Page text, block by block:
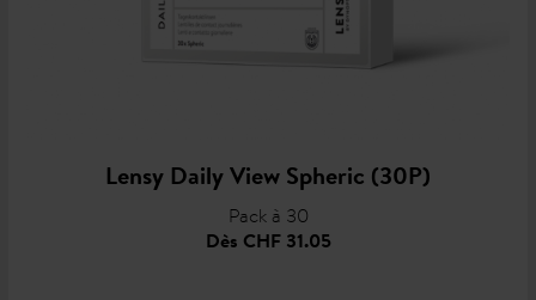
Lensy Daily View Spheric (30P)
Pack à 30
Dès CHF 31.05